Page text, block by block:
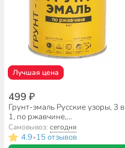
Лучшая цена
499 ₽
Грунт-эмаль Русские узоры, 3 в
1, по ржавчине,
быстросохнущая, алкидная,
черная, 0.9 кг
Самовывоз:сегодня
4.9•15 отзывов